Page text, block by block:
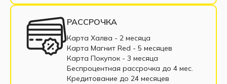
Угловой диван бежевый
Угловые диваны с пружинным блоком
Угловые диваны из ткани
Угловые диваны из экокожи
РАССРОЧКА
Карта Халва - 2 месяца
Карта Магнит Red - 5 месяцев
Карта Покупок - 3 месяца
Беспроцентная рассрочка до 4 мес.
Кредитование до 24 месяцев